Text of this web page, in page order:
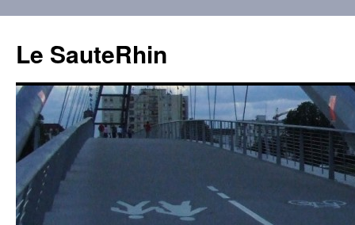
contenu
Le SauteRhin